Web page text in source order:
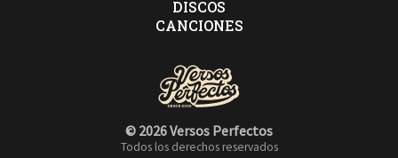
DISCOS
CANCIONES
© 2026 Versos Perfectos
Todos los derechos reservados